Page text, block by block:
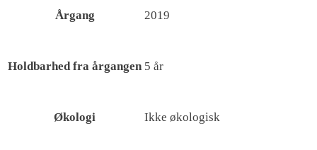
Årgang 2019
Holdbarhed fra årgangen 5 år
Økologi Ikke økologisk